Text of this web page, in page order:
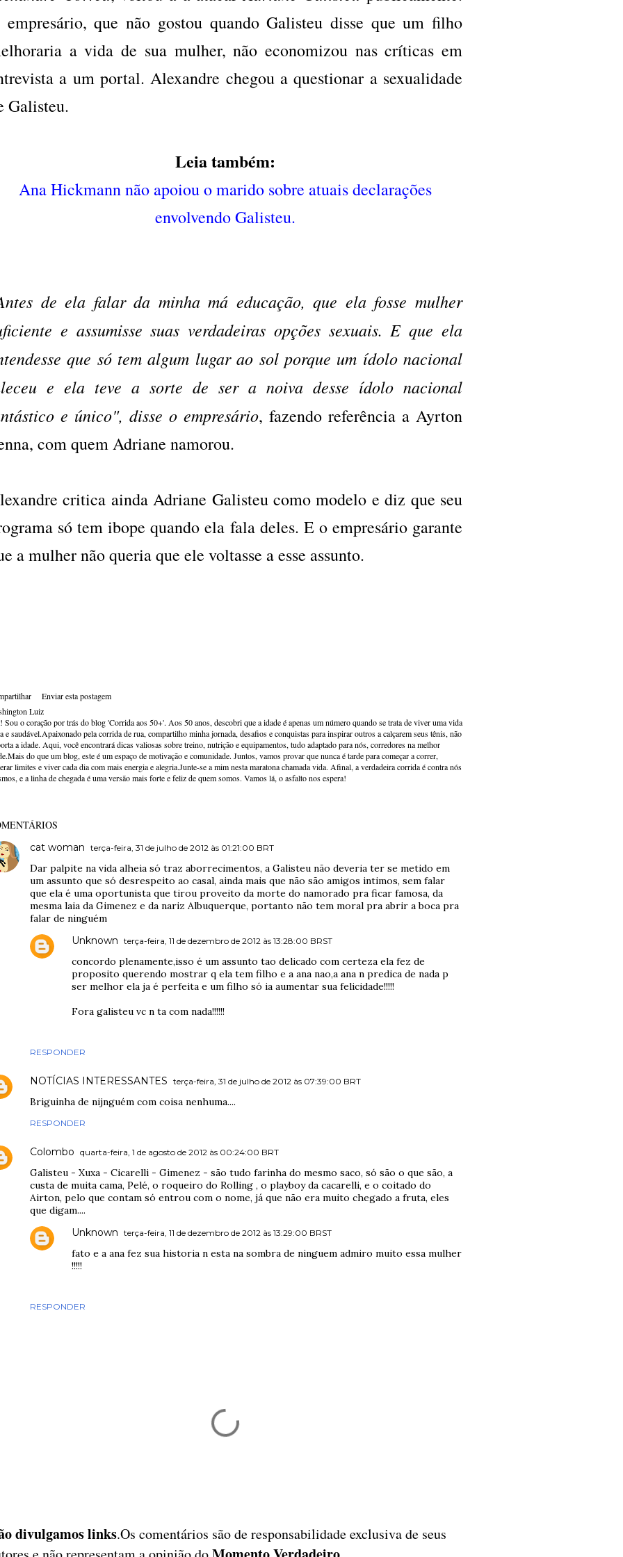
empresário, que não gostou quando Galisteu disse que um filho
a vida de sua mulher, não economizou nas críticas em
a um portal. Alexandre chegou a questionar a sexualidade
Galisteu.
Leia também:
Ana Hickmann não apoiou o marido sobre atuais declarações
envolvendo Galisteu.
de ela falar da minha má educação, que ela fosse mulher
e assumisse suas verdadeiras opções sexuais. E que ela
que só tem algum lugar ao sol porque um ídolo nacional
e ela teve a sorte de ser a noiva desse ídolo nacional
e único", disse o empresário, fazendo referência a Ayrton
com quem Adriane namorou.
critica ainda Adriane Galisteu como modelo e diz que seu
só tem ibope quando ela fala deles. E o empresário garante
a mulher não queria que ele voltasse a esse assunto.
Enviar esta postagem
Luiz
Sou o coração por trás do blog 'Corrida aos 50+'. Aos 50 anos, descobri que a idade é apenas um número quando se trata de viver uma vida
e saudável.Apaixonado pela corrida de rua, compartilho minha jornada, desafios e conquistas para inspirar outros a calçarem seus tênis, não
a idade. Aqui, você encontrará dicas valiosas sobre treino, nutrição e equipamentos, tudo adaptado para nós, corredores na melhor
do que um blog, este é um espaço de motivação e comunidade. Juntos, vamos provar que nunca é tarde para começar a correr,
limites e viver cada dia com mais energia e alegria.Junte-se a mim nesta maratona chamada vida. Afinal, a verdadeira corrida é contra nós
e a linha de chegada é uma versão mais forte e feliz de quem somos. Vamos lá, o asfalto nos espera!
cat woman terça-feira, 31 de julho de 2012 às 01:21:00 BRT
Dar palpite na vida alheia só traz aborrecimentos, a Galisteu não deveria ter se metido em
um assunto que só desrespeito ao casal, ainda mais que não são amigos intimos, sem falar
que ela é uma oportunista que tirou proveito da morte do namorado pra ficar famosa, da
mesma laia da Gimenez e da nariz Albuquerque, portanto não tem moral pra abrir a boca pra
falar de ninguém
RESPONDER
Unknown terça-feira, 11 de dezembro de 2012 às 13:28:00 BRST
concordo plenamente,isso é um assunto tao delicado com certeza ela fez de
proposito querendo mostrar q ela tem filho e a ana nao,a ana n predica de nada p
ser melhor ela ja é perfeita e um filho só ia aumentar sua felicidade!!!!!
Fora galisteu vc n ta com nada!!!!!!
NOTÍCIAS INTERESSANTES terça-feira, 31 de julho de 2012 às 07:39:00 BRT
Briguinha de nijnguém com coisa nenhuma....
RESPONDER
Colombo quarta-feira, 1 de agosto de 2012 às 00:24:00 BRT
Galisteu - Xuxa - Cicarelli - Gimenez - são tudo farinha do mesmo saco, só são o que são, a
custa de muita cama, Pelé, o roqueiro do Rolling , o playboy da cacarelli, e o coitado do
Airton, pelo que contam só entrou com o nome, já que não era muito chegado a fruta, eles
que digam....
RESPONDER
Unknown terça-feira, 11 de dezembro de 2012 às 13:29:00 BRST
fato e a ana fez sua historia n esta na sombra de ninguem admiro muito essa mulher
!!!!!
divulgamos links.Os comentários são de responsabilidade exclusiva de seus